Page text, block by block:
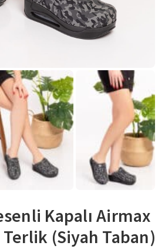
Kapalı Airmax
(Siyah Taban)